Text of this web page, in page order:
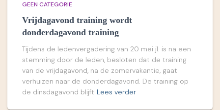
GEEN CATEGORIE
Vrijdagavond training wordt
donderdagavond training
Tijdens de ledenvergadering van 20 mei jl. is na een
stemming door de leden, besloten dat de training
van de vrijdagavond, na de zomervakantie, gaat
verhuizen naar de donderdagavond. De training op
de dinsdagavond blijft Lees verder